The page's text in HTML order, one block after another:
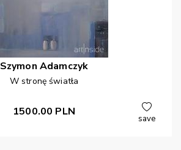
Szymon Adamczyk
W stronę światła
1500.00 PLN
save